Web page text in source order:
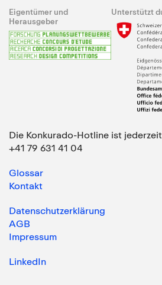
Eigentümer und
Herausgeber
Unterstützt
Die Konkurado-Hotline ist
+41 79 631 41 04
Glossar
Kontakt
Datenschutzerklärung
AGB
Impressum
LinkedIn